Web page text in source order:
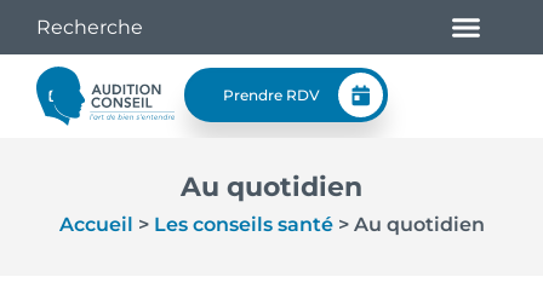
Prendre RDV
Au quotidien
Accueil > Les conseils santé> Au quotidien